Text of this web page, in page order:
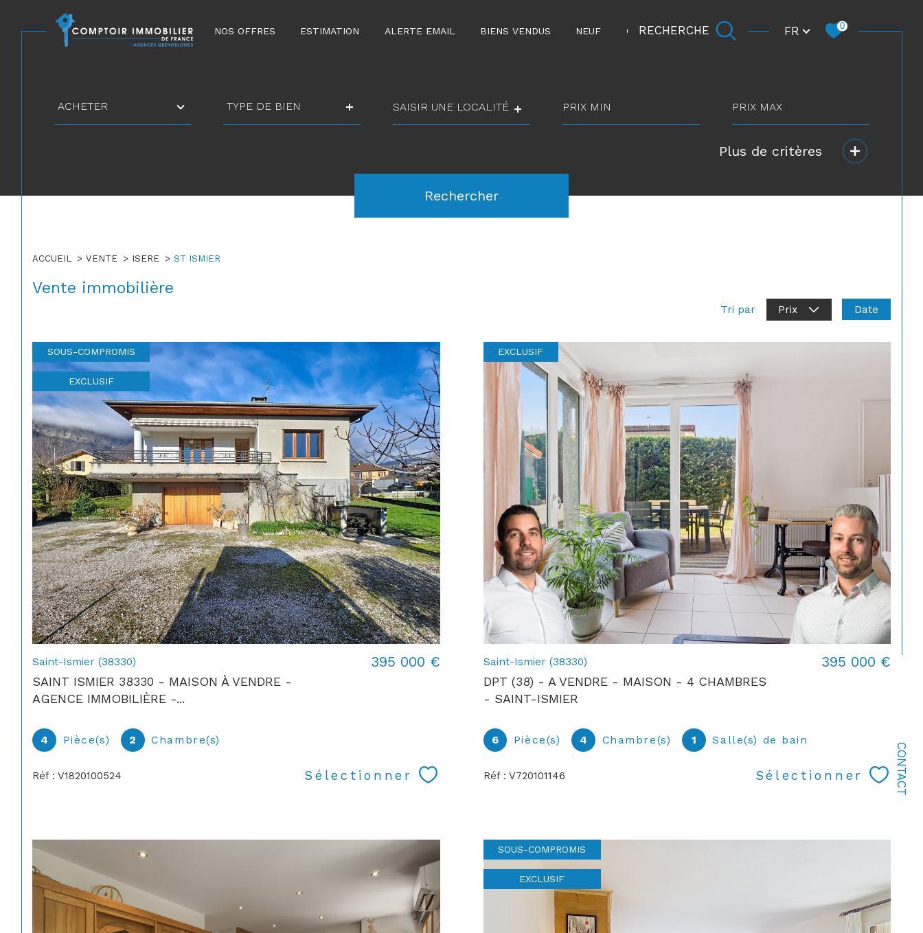
NOS OFFRES ESTIMATION ALERTE EMAIL BIENS VENDUS NEUF CARRIÈRE
RECHERCHE Langue
FR 0
CONTACT
d'offre
ACHETER
de
bien
TYPE DE BIEN
min
max
Plus de critères
Référence
Rechercher
ACCUEIL VENTE ISERE ST ISMIER
Vente immobilière
Tri par Prix Date
SOUS-COMPROMIS
EXCLUSIF
Saint-Ismier (38330)
SAINT ISMIER 38330 - MAISON À VENDRE -
AGENCE IMMOBILIÈRE -...
395 000 €
4 Pièce(s) 2 Chambre(s)
Réf : V1820100524 Sélectionner
EXCLUSIF
Saint-Ismier (38330)
DPT (38) - A VENDRE - MAISON - 4 CHAMBRES
- SAINT-ISMIER
395 000 €
6 Pièce(s) 4 Chambre(s) 1 Salle(s) de bain
Réf : V720101146 Sélectionner
SOUS-COMPROMIS
EXCLUSIF